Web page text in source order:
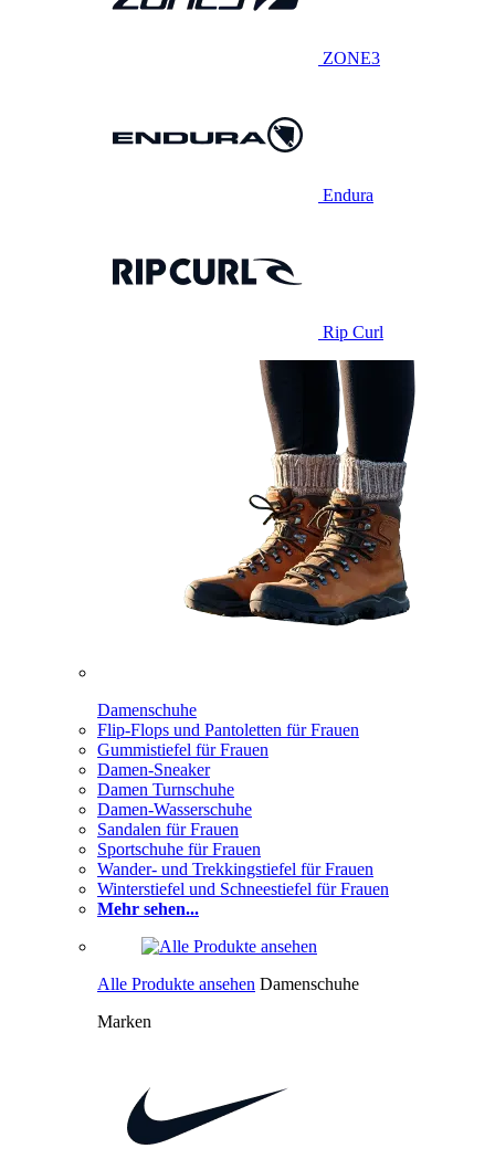
ZONE3
Endura
Rip Curl
Damenschuhe
Flip-Flops und Pantoletten für Frauen
Gummistiefel für Frauen
Damen-Sneaker
Damen Turnschuhe
Damen-Wasserschuhe
Sandalen für Frauen
Sportschuhe für Frauen
Wander- und Trekkingstiefel für Frauen
Winterstiefel und Schneestiefel für Frauen
Mehr sehen...
Alle Produkte ansehen Damenschuhe
Marken